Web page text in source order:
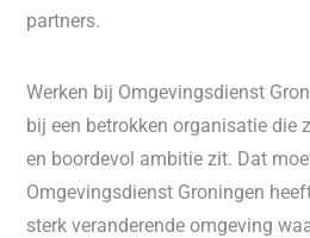
partners.
Werken bij Omgevingsdienst
bij een betrokken organisatie die
en boordevol ambitie zit. Dat
Omgevingsdienst Groningen
sterk veranderende omgeving